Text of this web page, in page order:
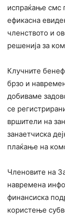
испраќање смс
ефикасна
членството и
решенија за
Клучните
брзо и
добиваме
се
вршители на
занаетчиска
плаќање на
Членовите на
навремена
финансиска
користење